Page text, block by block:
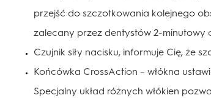
przejść do szczotkowania kolejnego
zalecany przez dentystów 2-minutowy
Czujnik siły nacisku, informuje Cię, że
Końcówka CrossAction – włókna
Specjalny układ różnych włókien